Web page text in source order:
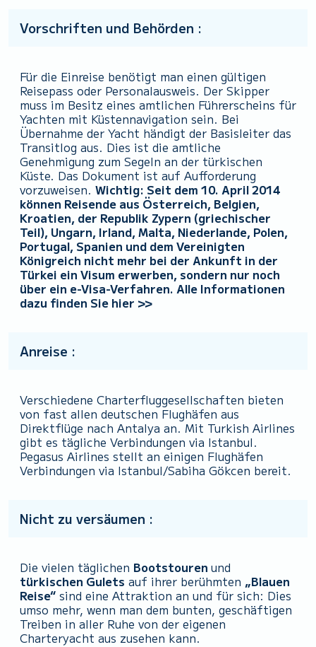
Vorschriften und Behörden :
Für die Einreise benötigt man einen gültigen
Reisepass oder Personalausweis. Der Skipper
muss im Besitz eines amtlichen Führerscheins für
Yachten mit Küstennavigation sein. Bei
Übernahme der Yacht händigt der Basisleiter das
Transitlog aus. Dies ist die amtliche
Genehmigung zum Segeln an der türkischen
Küste. Das Dokument ist auf Aufforderung
vorzuweisen. Wichtig: Seit dem 10. April 2014
können Reisende aus Österreich, Belgien,
Kroatien, der Republik Zypern (griechischer
Teil), Ungarn, Irland, Malta, Niederlande, Polen,
Portugal, Spanien und dem Vereinigten
Königreich nicht mehr bei der Ankunft in der
Türkei ein Visum erwerben, sondern nur noch
über ein e-Visa-Verfahren. Alle Informationen
dazu finden Sie hier >>
Anreise :
Verschiedene Charterfluggesellschaften bieten
von fast allen deutschen Flughäfen aus
Direktflüge nach Antalya an. Mit Turkish Airlines
gibt es tägliche Verbindungen via Istanbul.
Pegasus Airlines stellt an einigen Flughäfen
Verbindungen via Istanbul/Sabiha Gökcen bereit.
Nicht zu versäumen :
Die vielen täglichen Bootstouren und
türkischen Gulets auf ihrer berühmten „Blauen
Reise“ sind eine Attraktion an und für sich: Dies
umso mehr, wenn man dem bunten, geschäftigen
Treiben in aller Ruhe von der eigenen
Charteryacht aus zusehen kann.